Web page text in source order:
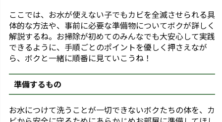
ここでは、お水が使えない子でもカビを全滅させられる具
体的な方法や、事前に必要な準備物についてボクが詳しく
解説するね。お掃除が初めてのみんなでも大安心して実践
できるように、手順ごとのポイントを優しく押さえなが
ら、ボクと一緒に順番に見ていこうね！
準備するもの
お水につけて洗うことが一切できないボクたちの体を、カ